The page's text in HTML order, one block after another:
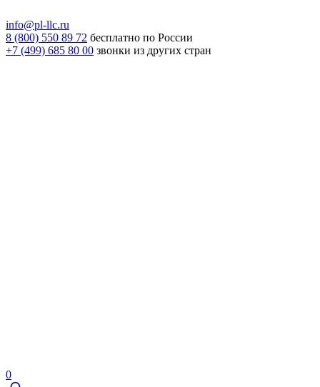
info@pl-llc.ru
8 (800) 550 89 72 бесплатно по России
+7 (499) 685 80 00 звонки из других стран
0